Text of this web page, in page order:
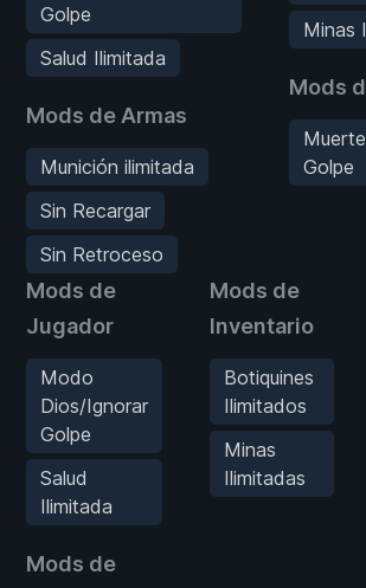
Golpe
Salud Ilimitada
Mods de Armas
Munición ilimitada
Sin Recargar
Sin Retroceso
Minas
Mods
Golpe
Mods de
Jugador
Modo
Dios/Ignorar
Golpe
Salud
Ilimitada
Mods de
Mods de
Inventario
Botiquines
Ilimitados
Minas
Ilimitadas